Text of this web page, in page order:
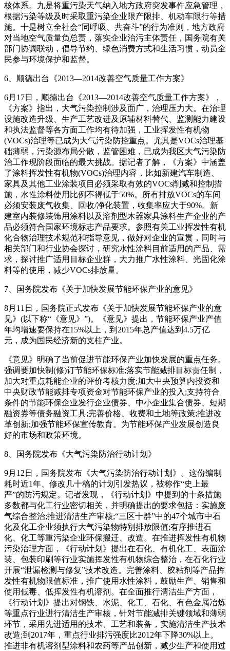
核体系。九是将重污染天气纳入地方政府突发事件应急管理，
根据污染等级及时采取重污染企业限产限排、机动车限行等措
施。十是树立全社会“同呼吸、共奋斗”的行为准则，地方政府
对当地空气质量负总责，落实企业治污主体责任，国务院有关
部门协调联动，倡导节约、绿色消费方式和生活习惯，动员全
民参与环境保护和监督。
6、顺德出台《2013—2014改善空气质量工作方案》
6月17日，顺德出台《2013—2014改善空气质量工作方案》，
《方案》指出，大气污染控制涉及面广，治理压力大。在治理
设施改造升级、生产工艺改进及原辅材料替代、监测能力建设
和执法监督等各方面工作均有待加强，工业挥发性有机物
(VOCs)治理等已成为大气污染防控重点。尤其是VOCs治理基
础薄弱，污染源布局分散，监管困难，已成为我区大气污染防
治工作现阶段面临的最大挑战。据记者了解，《方案》中涵盖
了涂料挥发性有机物(VOCs)治理内容，比如新建汽车制造、
家具及其他工业涂装项目必须采取有效的VOCs削减和控制措
施，水性涂料使用比例不得低于50%。所有排放VOCs的车间
必须安装废气收集、回收/净化装置，收集率应大于90%。新
建室内装修装饰用涂料以及溶剂型木器家具涂料生产企业的产
品必须符合国家环境标志产品要求。参照有关工业挥发性有机
化合物治理技术规范和指导意见，做好对企业的宣贯，同时与
相关部门和行业协会探讨，研究水性涂料目前适用的产品、需
求，探讨推广适用目标企业群，大力推广水性涂料、光固化涂
料等的使用，减少VOCs排放量。
7、国务院发布《关于加快发展节能环保产业的意见》
8月11日，国务院正式发布《关于加快发展节能环保产业的意
见》(以下称“《意见》”)。《意见》提出，节能环保产业产值
年均增速要保持在15%以上，到2015年总产值达到4.5万亿
元，成为国民经济新的支柱产业。
《意见》明确了当前促进节能环保产业加快发展的重点任务。
强调要加快制(修)订节能环保标准;落实节能减排目标责任制，
加大对重点耗能企业的评价考核力度;加大中央预算内投资和
中央财政节能减排专项资金对节能环保产业的投入;支持符合
条件的节能环保企业发行企业债券、中小企业集合债券、短期
融资券等债务融资工具;完善价格、收费和土地等政策;推进改
革创新;加强节能环保宣传教育。为节能环保产业发展创造良
好的市场和政策环境。
8、国务院发布《大气污染防治行动计划》
9月12日，国务院发布《大气污染防治行动计划》。这份编制
耗时近1年、修改几十稿的计划引发热议，被称作“史上最
严”的防污规定。记者发现，《行动计划》中提到的十条措施
多数都与化工行业密切相关，并明确提出的要求包括：实施废
气综合整治;推进清洁生产审核;“三区十群”中的47个城市中石
化及化工企业须执行大气污染物特别排放限值;有序推进石
化、化工等重污染企业环保搬迁、改造。在推进挥发性有机物
污染治理方面，《行动计划》提出在石化、有机化工、表面涂
装、包装印刷等行业实施挥发性有机物综合整治，在石化行业
开展“泄漏检测与修复”技术改造。完善涂料、胶粘剂等产品挥
发性有机物限值标准，推广使用水性涂料，鼓励生产、销售和
使用低毒、低挥发性有机溶剂。在全面推行清洁生产方面，
《行动计划》提出对钢铁、水泥、化工、石化、有色金属冶炼
等重点行业进行清洁生产审核，针对节能减排关键领域和薄弱
环节，采用先进适用的技术、工艺和装备，实施清洁生产技术
改造;到2017年，重点行业排污强度比2012年下降30%以上。
推进非有机溶剂型涂料和农药等产品创新，减少生产和使用过